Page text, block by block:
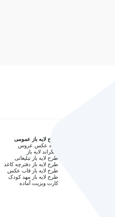
طرح لایه باز عمومی
آتلیه عکس عروس
بکگراند لایه باز
طرح لایه باز تبلیغاتی
طرح لایه باز دفترچه کاغذ
طرح لایه باز قاب عکس
طرح لایه باز مهد کودک
کارت ویزیت آماده